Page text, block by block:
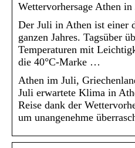
Wettervorhersage Athen
Der Juli in Athen ist einer
ganzen Jahres. Tagsüber
Temperaturen mit
die 40°C-Marke …
Athen im Juli,
Juli erwartete Klima in
Reise dank der
um unangenehme